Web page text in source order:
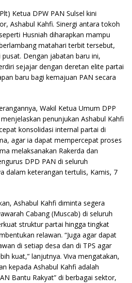
Ketua DPW PAN Sulsel kini
Ashabul Kahfi. Sinergi antara tokoh
Husniah diharapkan mampu
matahari terbit tersebut,
Dengan jabatan baru ini,
sejajar dengan deretan elite partai
baru bagi kemajuan PAN secara
Wakil Ketua Umum DPP
penunjukan Ashabul Kahfi
konsolidasi internal partai di
agar ia dapat mempercepat proses
melaksanakan Rakerda dan
DPD PAN di seluruh
dalam keterangan tertulis, Kamis, 7
Ashabul Kahfi diminta segera
Cabang (Muscab) di seluruh
struktur partai hingga tingkat
relawan. “Juga agar dapat
di setiap desa dan di TPS agar
kuat,” lanjutnya. Viva mengatakan,
kepada Ashabul Kahfi adalah
Bantu Rakyat” di berbagai sektor,